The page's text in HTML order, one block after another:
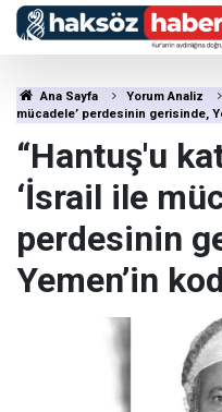
Ana Sayfa Yorum Analiz
mücadele’ perdesinin gerisinde,
“Hantuş'u
‘İsrail ile
perdesinin
Yemen’in